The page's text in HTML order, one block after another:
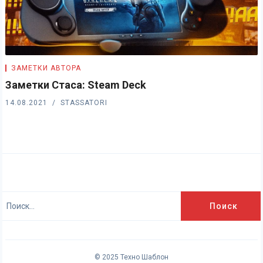
ЗАМЕТКИ АВТОРА
Заметки Стаса: Steam Deck
14.08.2021 STASSATORI
© 2025 Техно Шаблон